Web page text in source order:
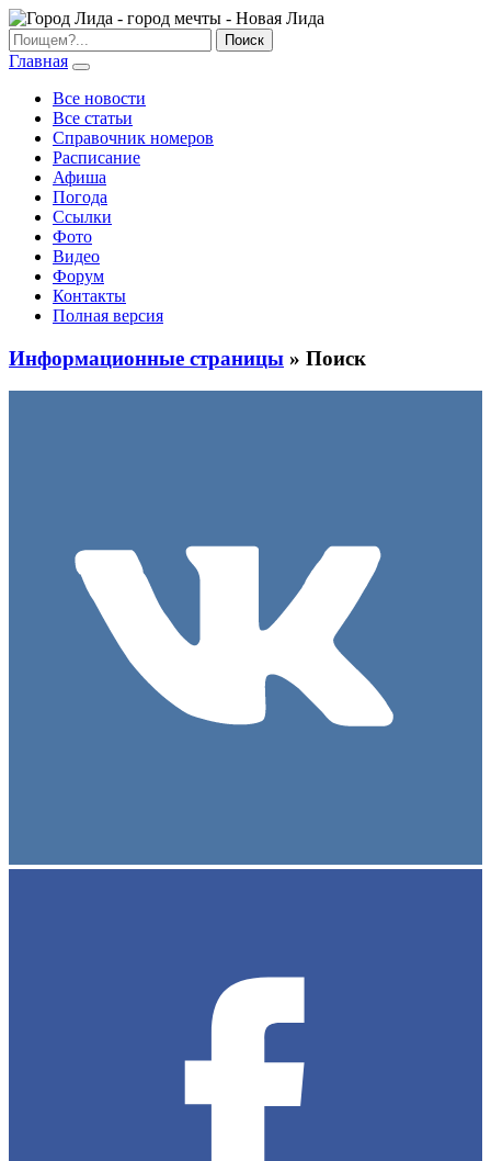
Главная
Все новости
Все статьи
Справочник номеров
Расписание
Афиша
Погода
Ссылки
Фото
Видео
Форум
Контакты
Полная версия
Информационные страницы » Поиск